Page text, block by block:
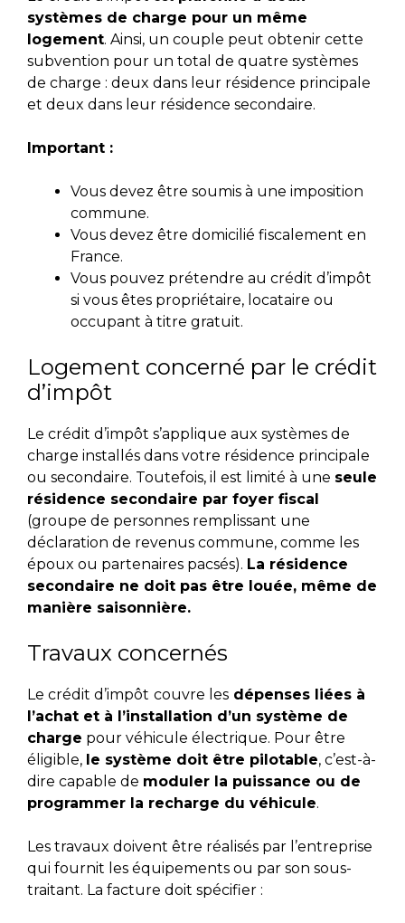
systèmes de charge pour un même
logement. Ainsi, un couple peut obtenir cette
subvention pour un total de quatre systèmes
de charge : deux dans leur résidence principale
et deux dans leur résidence secondaire.
Important :
Vous devez être soumis à une imposition
commune.
Vous devez être domicilié fiscalement en
France.
Vous pouvez prétendre au crédit d’impôt
si vous êtes propriétaire, locataire ou
occupant à titre gratuit.
Logement concerné par le crédit
d’impôt
Le crédit d’impôt s’applique aux systèmes de
charge installés dans votre résidence principale
ou secondaire. Toutefois, il est limité à une seule
résidence secondaire par foyer fiscal
(groupe de personnes remplissant une
déclaration de revenus commune, comme les
époux ou partenaires pacsés). La résidence
secondaire ne doit pas être louée, même de
manière saisonnière.
Travaux concernés
Le crédit d’impôt couvre les dépenses liées à
l’achat et à l’installation d’un système de
charge pour véhicule électrique. Pour être
éligible, le système doit être pilotable, c’est-à-
dire capable de moduler la puissance ou de
programmer la recharge du véhicule.
Les travaux doivent être réalisés par l’entreprise
qui fournit les équipements ou par son sous-
traitant. La facture doit spécifier :